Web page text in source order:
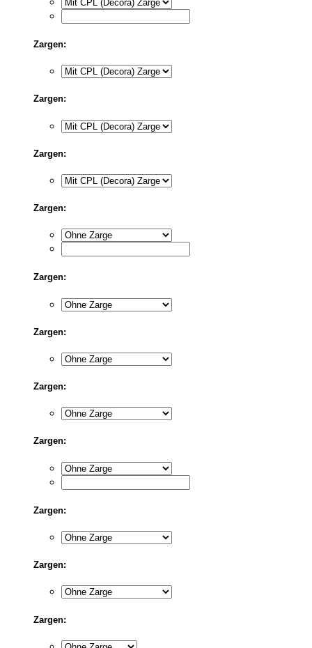
Zargen:
Zargen:
Zargen:
Zargen:
Zargen:
Zargen:
Zargen:
Zargen:
Zargen:
Zargen:
Zargen: